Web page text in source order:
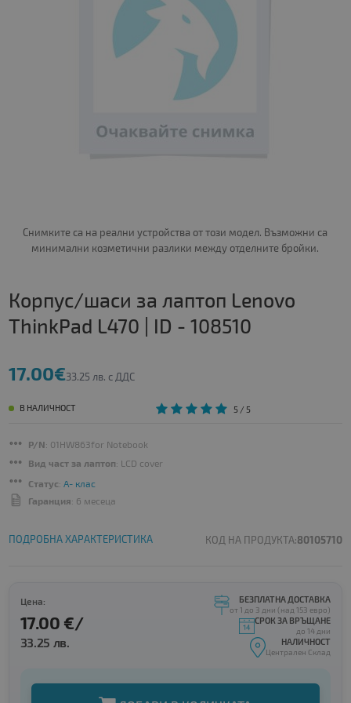
Снимките са на реални устройства от този модел. Възможни са
минимални козметични разлики между отделните бройки.
Корпус/шаси за лаптоп Lenovo
ThinkPad L470 | ID - 108510
17.00€33.25 лв. с ДДС
В НАЛИЧНОСТ 5/ 5
P/N: 01HW863for Notebook
Вид част за лаптоп: LCD cover
Статус: A- клас
Гаранция: 6 месеца
ПОДРОБНА ХАРАКТЕРИСТИКА КОД НА ПРОДУКТА:80105710
Цена:
17.00 €/
33.25 лв.
БЕЗПЛАТНА ДОСТАВКА
от 1 до 3 дни (над 153 евро)
СРОК ЗА ВРЪЩАНЕ
до 14 дни
НАЛИЧНОСТ
Централен Склад